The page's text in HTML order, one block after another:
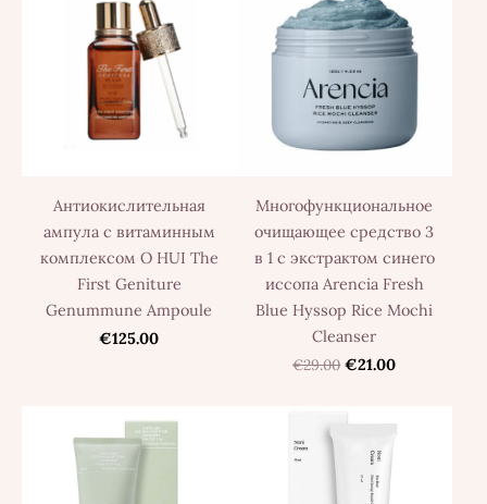
Антиокислительная
ампула с витаминным
комплексом O HUI The
First Geniture
Genummune Ampoule
€125.00
Многофункциональное
очищающее средство 3
в 1 с экстрактом синего
иссопа Arencia Fresh
Blue Hyssop Rice Mochi
Cleanser
€29.00 €21.00